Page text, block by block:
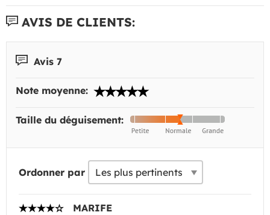
AVIS DE CLIENTS:
Avis 7
Note moyenne:
Taille du déguisement:
Ordonner par
MARIFE